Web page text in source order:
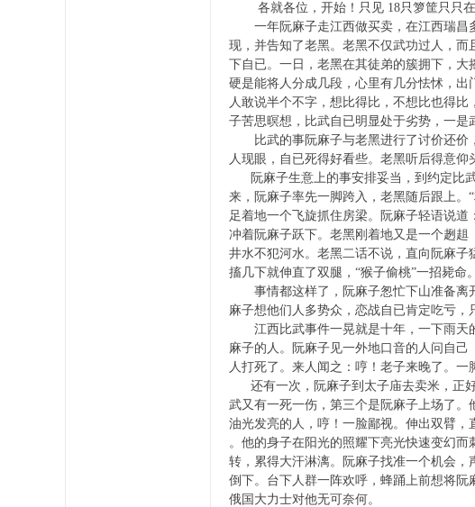
各就各位，开始！只见 18只箩筐只只在
一年阮麻子走江西做买卖，在江西瑞昌
现，并告知了老黑。老黑不仅武功过人，
下自已。一日，老黑在其徒弟的簇拥下，
硬是能将人分成几段，心里有几分怯怵，
人敢说半个不字，想比得比，不想比也得
子苦思暝想，比武自已明显处于劣势，一是
比武的事阮麻子与老黑进行了讨价还价
人现眼，自已死得好看些。老黑听后得意仰
阮麻子生意上的事安排妥当，到约定比武
来，阮麻子率先一脚跨入，老黑随后跟上
足着地一个飞旋抓住房梁。阮麻子轻语说
冲着阮麻子跃下。老黑刚着地又是一个趔
井水不犯河水。老黑二话不说，直向阮麻
搐几下就伸直了双腿，“猴子偷桃”一招毙命
事情都这样了，阮麻子怱忙下山准备离
麻子想他们人多势众，恋战自已肯定吃亏
江西比武事件一晃就是十年，一下雨天
麻子的人。阮麻子见一外地口音的人问自
人打死了。来人闻之：哼！老子来晚了。一
还有一次，阮麻子到太子庙去卖米，正好
武又有一死一伤，第三个是阮麻子上场了
油光发亮的人，哼！一脸鄙视。伸出双臂
。他的身子在阳光的照耀下亮光快速变幻
转，累得大汗淋漓。阮麻子找准一个机会
倒下。台下人群一阵欢呼，蜂踊上前想将
俄国大力士对他无可奈何。